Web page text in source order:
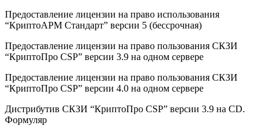
Предоставление лицензии на право использования
“КриптоАРМ Стандарт” версии 5 (бессрочная)
Предоставление лицензии на право пользования СКЗИ
“КриптоПро CSP” версии 3.9 на одном сервере
Предоставление лицензии на право пользования СКЗИ
“КриптоПро CSP” версии 4.0 на одном сервере
Дистрибутив СКЗИ “КриптоПро CSP” версии 3.9 на CD.
Формуляр